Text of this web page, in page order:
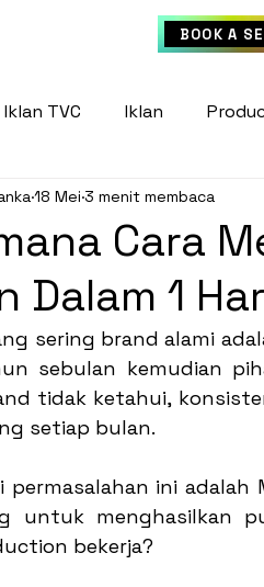
BOOK A
Iklan TVC Iklan
Advertising Strategies
Campaign Shooting
Cara
Dalam 1
18 Mei 3 menit membaca
sering brand alami
sebulan kemudian
tidak ketahui,
setiap bulan.
permasalahan ini
untuk menghasilkan
bekerja?